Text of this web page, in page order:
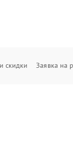
скидки Заявка на